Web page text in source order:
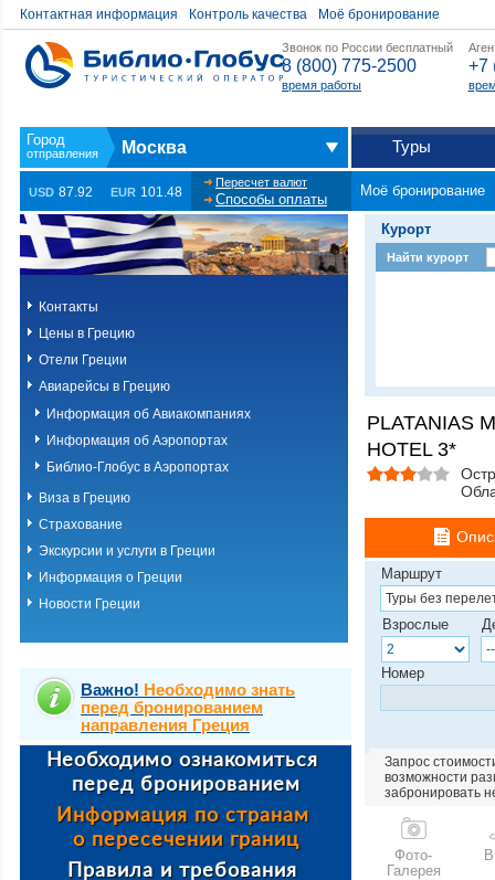
Контактная информация Контроль качества Моё бронирование
Звонок по России бесплатный
8 (800) 775-2500
время работы
+7
Москва Туры
USD 87.92 EUR 101.48
Пересчет валют
Способы оплаты
Моё бронирование
Контакты
Цены в Грецию
Отели Греции
Авиарейсы в Грецию
Информация об Авиакомпаниях
Информация об Аэропортах
Библио-Глобус в Аэропортах
Виза в Грецию
Страхование
Экскурсии и услуги в Греции
Информация о Греции
Новости Греции
Важно! Необходимо знать
перед бронированием
направления Греция
Курорт
Найти курорт
PLATANIAS
HOTEL 3*
Маршрут
Взрослые
Номер
Запрос
возможности
забронировать
Фото-
Галерея